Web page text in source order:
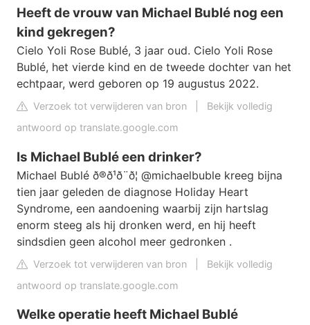
Heeft de vrouw van Michael Bublé nog een
kind gekregen?
Cielo Yoli Rose Bublé, 3 jaar oud. Cielo Yoli Rose
Bublé, het vierde kind en de tweede dochter van het
echtpaar, werd geboren op 19 augustus 2022.
Verzoek tot verwijderen van bron
Bekijk volledig
antwoord op translate.google.com
Is Michael Bublé een drinker?
Michael Bublé ð®ð¹ð¨ð¦ @michaelbuble kreeg bijna
tien jaar geleden de diagnose Holiday Heart
Syndrome, een aandoening waarbij zijn hartslag
enorm steeg als hij dronken werd, en hij heeft
sindsdien geen alcohol meer gedronken .
Verzoek tot verwijderen van bron
Bekijk volledig
antwoord op translate.google.com
Welke operatie heeft Michael Bublé